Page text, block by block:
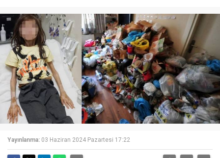
Yayınlanma: 03 Haziran 2024 Pazartesi 17:22